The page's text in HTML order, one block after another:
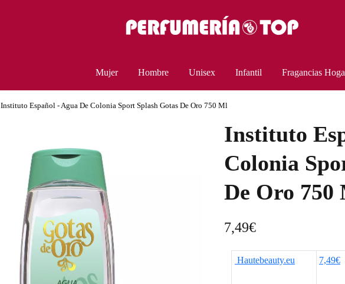
Mujer Hombre Unisex Infantil Fragancias
Instituto Español - Agua De Colonia Sport Splash Gotas De Oro 750 Ml
Instituto
Colonia
De Oro 750
7,49€
Hautebeauty.eu 7,49€